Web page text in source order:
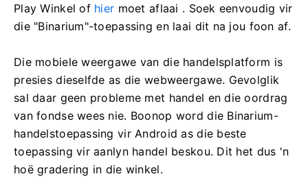
Play Winkel of hier moet aflaai . Soek eenvoudig vir
die "Binarium"-toepassing en laai dit na jou foon af.
Die mobiele weergawe van die handelsplatform is
presies dieselfde as die webweergawe. Gevolglik
sal daar geen probleme met handel en die oordrag
van fondse wees nie. Boonop word die Binarium-
handelstoepassing vir Android as die beste
toepassing vir aanlyn handel beskou. Dit het dus 'n
hoë gradering in die winkel.